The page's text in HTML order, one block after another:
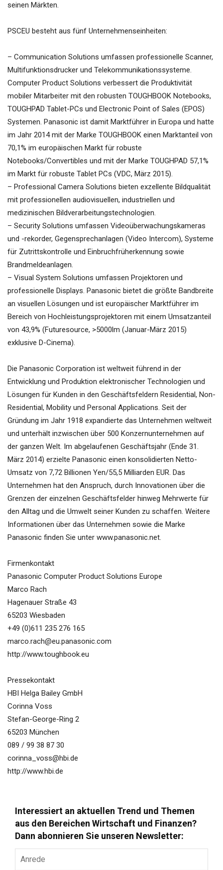
seinen Märkten.
PSCEU besteht aus fünf Unternehmenseinheiten:
– Communication Solutions umfassen professionelle Scanner,
Multifunktionsdrucker und Telekommunikationssysteme.
Computer Product Solutions verbessert die Produktivität
mobiler Mitarbeiter mit den robusten TOUGHBOOK Notebooks,
TOUGHPAD Tablet-PCs und Electronic Point of Sales (EPOS)
Systemen. Panasonic ist damit Marktführer in Europa und hatte
im Jahr 2014 mit der Marke TOUGHBOOK einen Marktanteil von
70,1% im europäischen Markt für robuste
Notebooks/Convertibles und mit der Marke TOUGHPAD 57,1%
im Markt für robuste Tablet PCs (VDC, März 2015).
– Professional Camera Solutions bieten exzellente Bildqualität
mit professionellen audiovisuellen, industriellen und
medizinischen Bildverarbeitungstechnologien.
– Security Solutions umfassen Videoüberwachungskameras
und -rekorder, Gegensprechanlagen (Video Intercom), Systeme
für Zutrittskontrolle und Einbruchfrüherkennung sowie
Brandmeldeanlagen.
– Visual System Solutions umfassen Projektoren und
professionelle Displays. Panasonic bietet die größte Bandbreite
an visuellen Lösungen und ist europäischer Marktführer im
Bereich von Hochleistungsprojektoren mit einem Umsatzanteil
von 43,9% (Futuresource, >5000lm (Januar-März 2015)
exklusive D-Cinema).
Die Panasonic Corporation ist weltweit führend in der
Entwicklung und Produktion elektronischer Technologien und
Lösungen für Kunden in den Geschäftsfeldern Residential, Non-
Residential, Mobility und Personal Applications. Seit der
Gründung im Jahr 1918 expandierte das Unternehmen weltweit
und unterhält inzwischen über 500 Konzernunternehmen auf
der ganzen Welt. Im abgelaufenen Geschäftsjahr (Ende 31.
März 2014) erzielte Panasonic einen konsolidierten Netto-
Umsatz von 7,72 Billionen Yen/55,5 Milliarden EUR. Das
Unternehmen hat den Anspruch, durch Innovationen über die
Grenzen der einzelnen Geschäftsfelder hinweg Mehrwerte für
den Alltag und die Umwelt seiner Kunden zu schaffen. Weitere
Informationen über das Unternehmen sowie die Marke
Panasonic finden Sie unter www.panasonic.net.
Firmenkontakt
Panasonic Computer Product Solutions Europe
Marco Rach
Hagenauer Straße 43
65203 Wiesbaden
+49 (0)611 235 276 165
marco.rach@eu.panasonic.com
http://www.toughbook.eu
Pressekontakt
HBI Helga Bailey GmbH
Corinna Voss
Stefan-George-Ring 2
65203 München
089 / 99 38 87 30
corinna_voss@hbi.de
http://www.hbi.de
Interessiert an aktuellen Trend und Themen
aus den Bereichen Wirtschaft und Finanzen?
Dann abonnieren Sie unseren Newsletter: